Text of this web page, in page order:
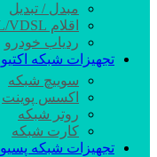
مبدل / تبدیل
اقلام ADSL/VDSL
ردیاب خودرو
تجهیزات شبکه اکتیو
سوییچ شبکه
اکسس پوینت
روتر شبکه
کارت شبکه
تجهیزات شبکه پسیو